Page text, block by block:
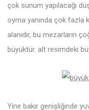
çok sunum yapılacağı
oyma yanında çok fazla
alanıdır, bu mezarların
büyüktür. alt resimdeki
Yine bakır genişliğinde